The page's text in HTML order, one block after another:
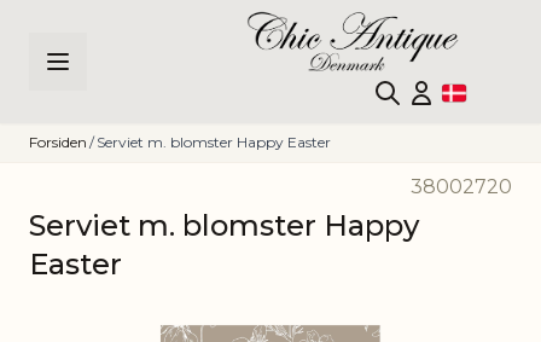
Forsiden / Serviet m. blomster Happy Easter
38002720
Serviet m. blomster Happy
Easter